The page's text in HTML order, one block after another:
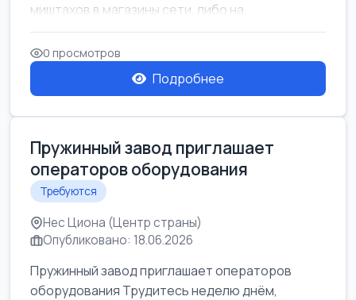
миштахов в магазины сети, либо на...
0 просмотров
Подробнее
Пружинный завод приглашает
операторов оборудования
Требуются
Нес Циона (Центр страны)
Опубликовано: 18.06.2026
Пружинный завод приглашает операторов
оборудования Трудитесь неделю днём,